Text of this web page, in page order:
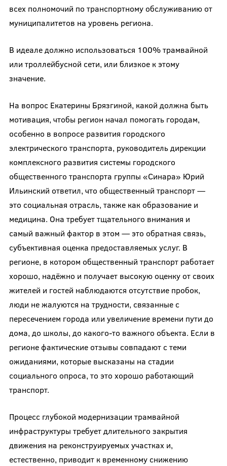
всех полномочий по транспортному обслуживанию от
муниципалитетов на уровень региона.
В идеале должно использоваться 100% трамвайной
или троллейбусной сети, или близкое к этому
значение.
На вопрос Екатерины Брязгиной, какой должна быть
мотивация, чтобы регион начал помогать городам,
особенно в вопросе развития городского
электрического транспорта, руководитель дирекции
комплексного развития системы городского
общественного транспорта группы «Синара» Юрий
Ильинский ответил, что общественный транспорт —
это социальная отрасль, также как образование и
медицина. Она требует тщательного внимания и
самый важный фактор в этом — это обратная связь,
субъективная оценка предоставляемых услуг. В
регионе, в котором общественный транспорт работает
хорошо, надёжно и получает высокую оценку от своих
жителей и гостей наблюдаются отсутствие пробок,
люди не жалуются на трудности, связанные с
пересечением города или увеличение времени пути до
дома, до школы, до какого-то важного объекта. Если в
регионе фактические отзывы совпадают с теми
ожиданиями, которые высказаны на стадии
социального опроса, то это хорошо работающий
транспорт.
Процесс глубокой модернизации трамвайной
инфраструктуры требует длительного закрытия
движения на реконструируемых участках и,
естественно, приводит к временному снижению